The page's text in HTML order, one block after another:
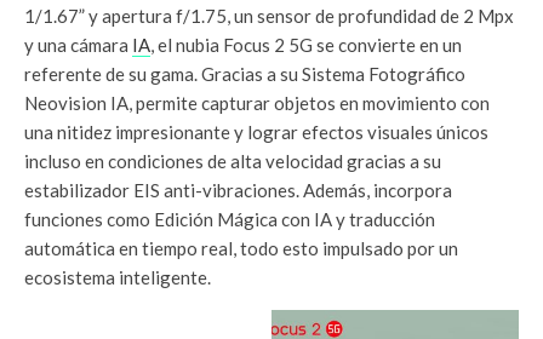
1/1.67” y apertura f/1.75, un sensor de profundidad de 2 Mpx
y una cámara IA, el nubia Focus 2 5G se convierte en un
referente de su gama. Gracias a su Sistema Fotográfico
Neovision IA, permite capturar objetos en movimiento con
una nitidez impresionante y lograr efectos visuales únicos
incluso en condiciones de alta velocidad gracias a su
estabilizador EIS anti-vibraciones. Además, incorpora
funciones como Edición Mágica con IA y traducción
automática en tiempo real, todo esto impulsado por un
ecosistema inteligente.